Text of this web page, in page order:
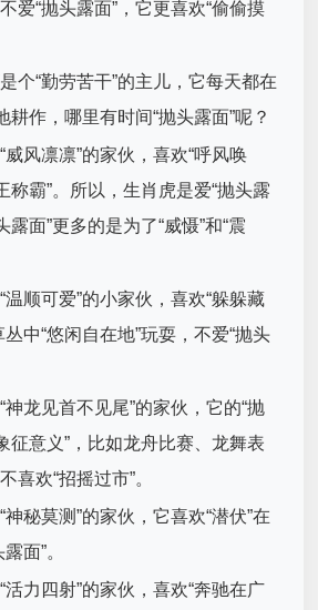
爱“抛头露面”，它更喜欢“偷偷摸
个“勤劳苦干”的主儿，它每天都在
耕作，哪里有时间“抛头露面”呢？
风凛凛”的家伙，喜欢“呼风唤
称霸”。所以，生肖虎是爱“抛头露
露面”更多的是为了“威慑”和“震
顺可爱”的小家伙，喜欢“躲躲藏
中“悠闲自在地”玩耍，不爱“抛头
龙见首不见尾”的家伙，它的“抛
征意义”，比如龙舟比赛、龙舞表
喜欢“招摇过市”。
秘莫测”的家伙，它喜欢“潜伏”在
面”。
力四射”的家伙，喜欢“奔驰在广